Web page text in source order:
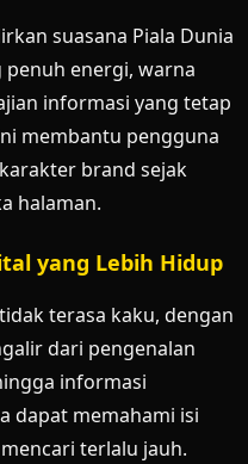
suasana Piala Dunia
energi, warna
informasi yang tetap
membantu pengguna
brand sejak
halaman.
yang Lebih Hidup
terasa kaku, dengan
dari pengenalan
informasi
dapat memahami isi
terlalu jauh.